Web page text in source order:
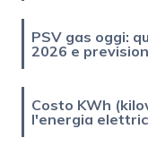
PSV gas oggi:
2026 e
Costo KWh
l'energia